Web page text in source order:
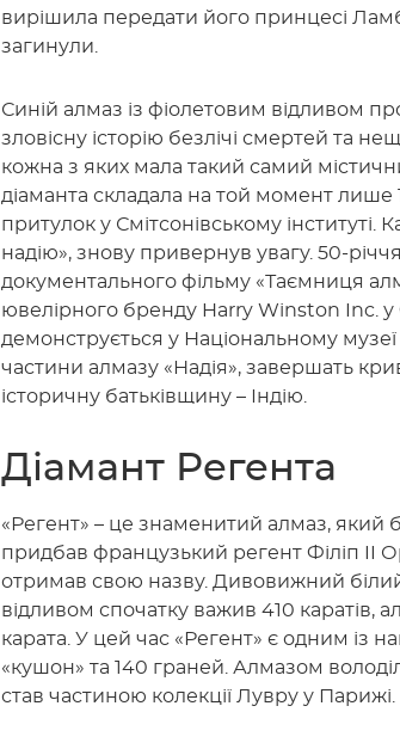
вирішила передати його принцесі
загинули.
Синій алмаз із фіолетовим відливом
зловісну історію безлічі смертей та
кожна з яких мала такий самий
діаманта складала на той момент лише
притулок у Смітсонівському
надію», знову привернув увагу. 50-
документального фільму «Таємниця
ювелірного бренду Harry Winston Inc. у
демонструється у Національному музеї
частини алмазу «Надія», завершать
історичну батьківщину – Індію.
Діамант Регента
«Регент» – це знаменитий алмаз, який
придбав французький регент Філіп II
отримав свою назву. Дивовижний
відливом спочатку важив 410 каратів,
карата. У цей час «Регент» є одним із
«кушон» та 140 граней. Алмазом
став частиною колекції Лувру у Парижі.